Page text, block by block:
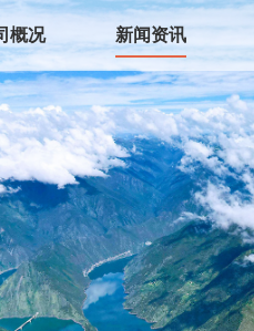
概况 新闻资讯